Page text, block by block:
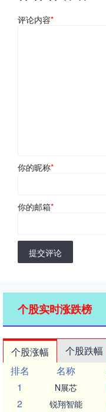
评论内容*
你的昵称*
你的邮箱*
提交评论
个股实时涨跌榜
个股涨幅 个股跌幅
排名
名称
1
N展芯
2 锐翔智能